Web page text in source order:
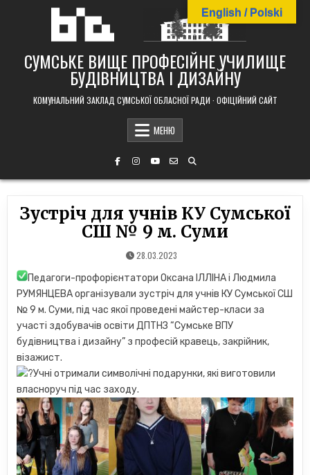
СУМСЬКЕ ВИЩЕ ПРОФЕСІЙНЕ УЧИЛИЩЕ
БУДІВНИЦТВА І ДИЗАЙНУ
КОМУНАЛЬНИЙ ЗАКЛАД СУМСЬКОЇ ОБЛАСНОЇ РАДИ · ОФІЦІЙНИЙ САЙТ
МЕНЮ
Зустріч для учнів КУ Сумської
СШ № 9 м. Суми
28.03.2023
Педагоги-профорієнтатори Оксана ІЛЛІНА і Людмила
РУМЯНЦЕВА організували зустріч для учнів КУ Сумської СШ
№ 9 м. Суми, під час якої проведені майстер-класи за
участі здобувачів освіти ДПТНЗ “Сумське ВПУ
будівництва і дизайну” з професій кравець, закрійник,
візажист.
Учні отримали символічні подарунки, які виготовили
власноруч під час заходу.
English / Polski